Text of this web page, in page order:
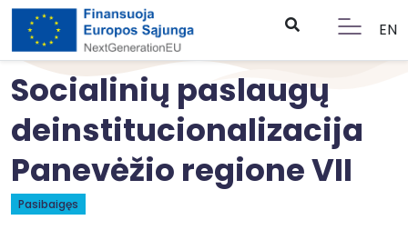
EN
Socialinių paslaugų
deinstitucionalizacija
Panevėžio regione VII
Pasibaigęs